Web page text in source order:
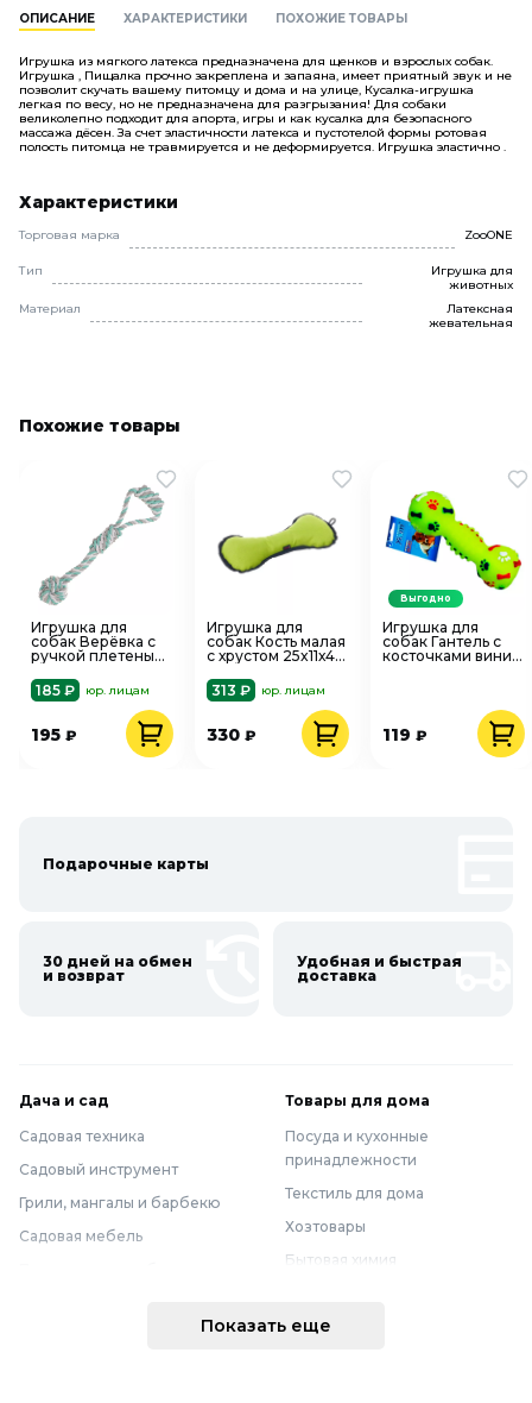
ОПИСАНИЕ ХАРАКТЕРИСТИКИ ПОХОЖИЕ ТОВАРЫ
Игрушка из мягкого латекса предназначена для щенков и взрослых собак.
Игрушка , Пищалка прочно закреплена и запаяна, имеет приятный звук и не
позволит скучать вашему питомцу и дома и на улице, Кусалка-игрушка
легкая по весу, но не предназначена для разгрызания! Для собаки
великолепно подходит для апорта, игры и как кусалка для безопасного
массажа дёсен. За счет эластичности латекса и пустотелой формы ротовая
полость питомца не травмируется и не деформируется. Игрушка эластично .
Характеристики
Торговая марка ZooONE
Тип
Игрушка для
животных
Материал
Латексная
жевательная
Похожие товары
Игрушка для
собак Верёвка с
ручкой плетеный
185 ₽
юр. лицам
195 ₽
Игрушка для
собак Кость малая
с хрустом 25x11х4
313 ₽
юр. лицам
330 ₽
Игрушка для
собак Гантель с
косточками винил
119 ₽
Выгодно
Подарочные карты
30 дней на обмен
и возврат
Удобная и быстрая
доставка
Дача и сад
Садовая техника
Садовый инструмент
Грили, мангалы и барбекю
Садовая мебель
Товары для дома
Посуда и кухонные
принадлежности
Текстиль для дома
Хозтовары
Бытовая химия
Мебель
Показать еще